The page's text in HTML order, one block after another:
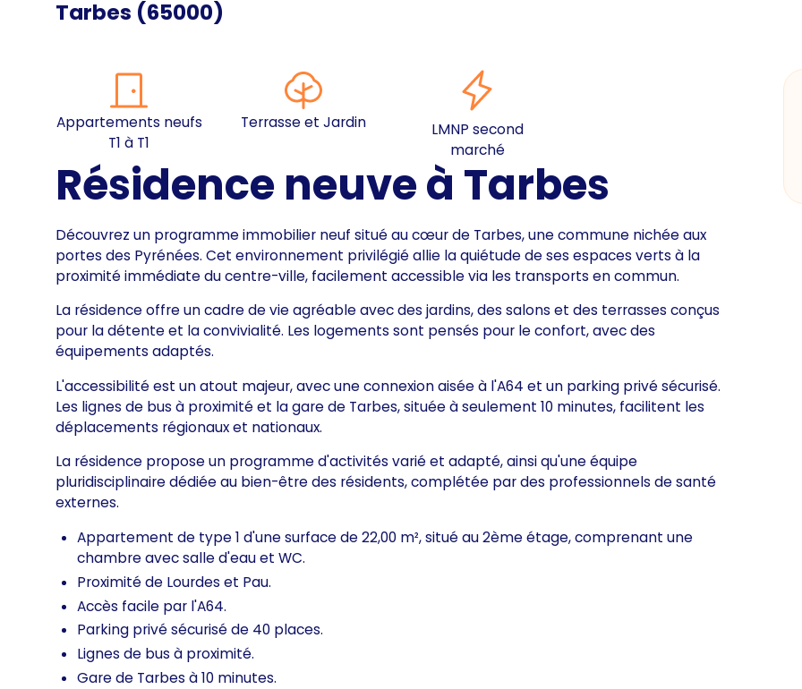
Tarbes (65000)
Appartements neufs
T1 à T1
Terrasse et Jardin
LMNP second
marché
Résidence neuve à Tarbes
Découvrez un programme immobilier neuf situé au cœur de Tarbes, une commune nichée aux
portes des Pyrénées. Cet environnement privilégié allie la quiétude de ses espaces verts à la
proximité immédiate du centre-ville, facilement accessible via les transports en commun.
La résidence offre un cadre de vie agréable avec des jardins, des salons et des terrasses conçus
pour la détente et la convivialité. Les logements sont pensés pour le confort, avec des
équipements adaptés.
L'accessibilité est un atout majeur, avec une connexion aisée à l'A64 et un parking privé sécurisé.
Les lignes de bus à proximité et la gare de Tarbes, située à seulement 10 minutes, facilitent les
déplacements régionaux et nationaux.
La résidence propose un programme d'activités varié et adapté, ainsi qu'une équipe
pluridisciplinaire dédiée au bien-être des résidents, complétée par des professionnels de santé
externes.
Appartement de type 1 d'une surface de 22,00 m², situé au 2ème étage, comprenant une
chambre avec salle d'eau et WC.
Proximité de Lourdes et Pau.
Accès facile par l'A64.
Parking privé sécurisé de 40 places.
Lignes de bus à proximité.
Gare de Tarbes à 10 minutes.